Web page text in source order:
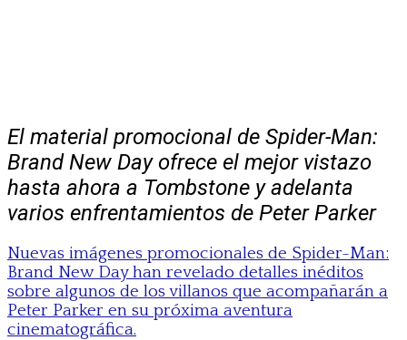
El material promocional de Spider-Man:
Brand New Day ofrece el mejor vistazo
hasta ahora a Tombstone y adelanta
varios enfrentamientos de Peter Parker
Nuevas imágenes promocionales de Spider-Man:
Brand New Day han revelado detalles inéditos
sobre algunos de los villanos que acompañarán a
Peter Parker en su próxima aventura
cinematográfica.